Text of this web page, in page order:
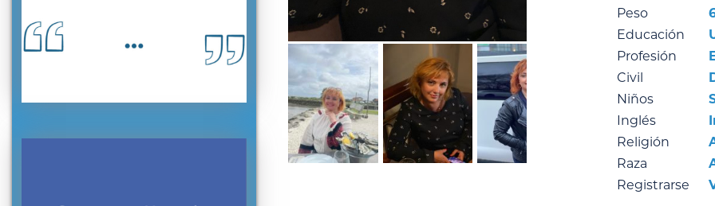
Peso
Educación
Profesión
Civil
Niños
Inglés
Religión
Raza
Registrarse